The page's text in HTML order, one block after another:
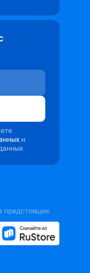
и
предстоящих